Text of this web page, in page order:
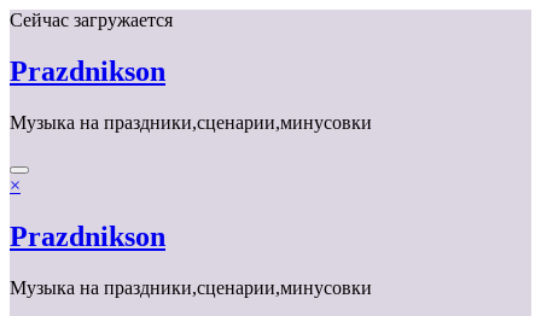
Перейти
содержимому
Сейчас загружается
Prazdnikson
Музыка на праздники,сценарии,минусовки
×
Prazdnikson
Музыка на праздники,сценарии,минусовки